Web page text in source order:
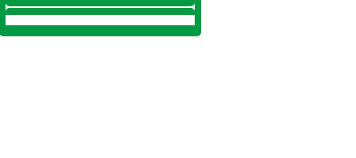
除湿/加湿滤网